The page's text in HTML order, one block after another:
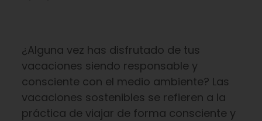
¿Alguna vez has disfrutado de tus
vacaciones siendo responsable y
consciente con el medio ambiente? Las
vacaciones sostenibles se refieren a la
práctica de viajar de forma consciente y